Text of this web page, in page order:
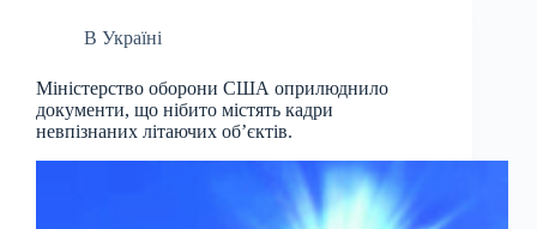
В Україні
Міністерство оборони США оприлюднило
документи, що нібито містять кадри
невпізнаних літаючих об’єктів.